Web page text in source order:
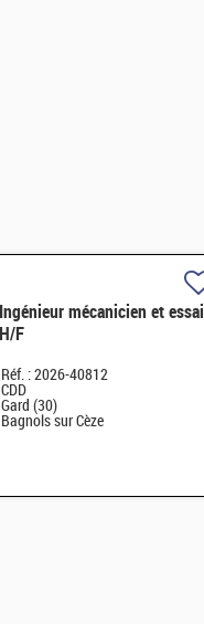
Ingénieur mécanicien et essai
H/F
Réf. : 2026-40812
CDD
Gard (30)
Bagnols sur Cèze